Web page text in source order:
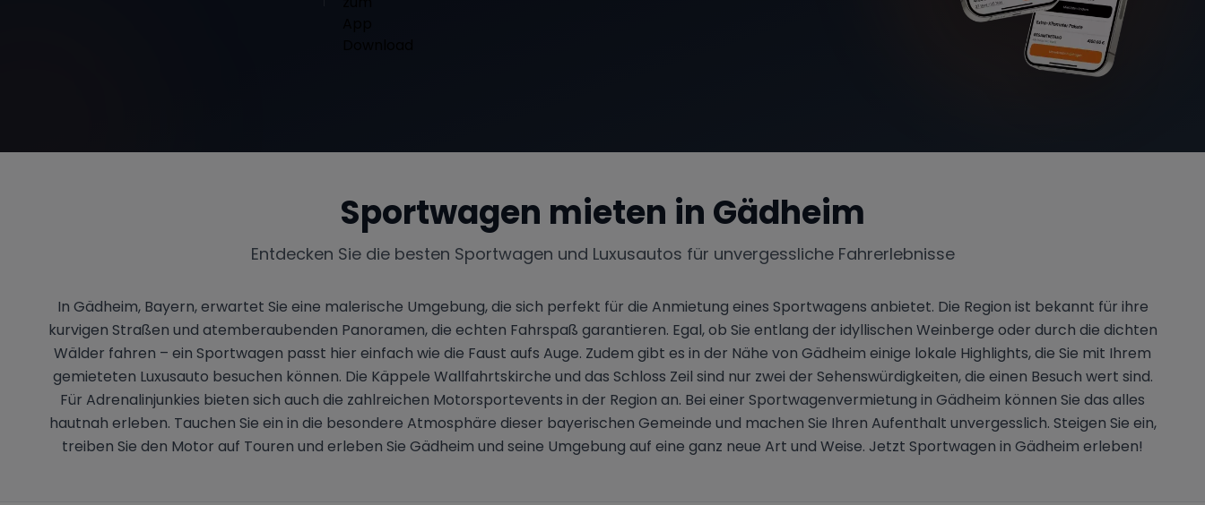
Sportwagen mieten in Gädheim
Entdecken Sie die besten Sportwagen und Luxusautos für unvergessliche Fahrerlebnisse
In Gädheim, Bayern, erwartet Sie eine malerische Umgebung, die sich perfekt für die Anmietung eines Sportwagens anbietet. Die Region ist bekannt für ihre
kurvigen Straßen und atemberaubenden Panoramen, die echten Fahrspaß garantieren. Egal, ob Sie entlang der idyllischen Weinberge oder durch die dichten
Wälder fahren – ein Sportwagen passt hier einfach wie die Faust aufs Auge. Zudem gibt es in der Nähe von Gädheim einige lokale Highlights, die Sie mit Ihrem
gemieteten Luxusauto besuchen können. Die Käppele Wallfahrtskirche und das Schloss Zeil sind nur zwei der Sehenswürdigkeiten, die einen Besuch wert sind.
Für Adrenalinjunkies bieten sich auch die zahlreichen Motorsportevents in der Region an. Bei einer Sportwagenvermietung in Gädheim können Sie das alles
hautnah erleben. Tauchen Sie ein in die besondere Atmosphäre dieser bayerischen Gemeinde und machen Sie Ihren Aufenthalt unvergesslich. Steigen Sie ein,
treiben Sie den Motor auf Touren und erleben Sie Gädheim und seine Umgebung auf eine ganz neue Art und Weise. Jetzt Sportwagen in Gädheim erleben!